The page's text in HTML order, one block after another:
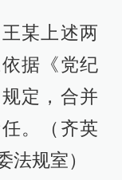
某上述两
据《党纪
定，合并
。（齐英
法规室）